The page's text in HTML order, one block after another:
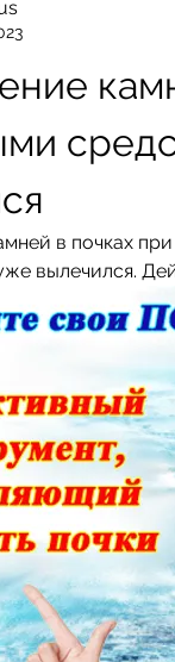
в почках
вылечился.